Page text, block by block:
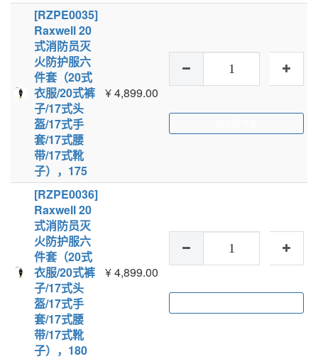
[RZPE0035]
Raxwell 20
式消防员灭
火防护服六
件套（20式
衣服/20式裤
子/17式头
盔/17式手
套/17式腰
带/17式靴
子），175
¥4,899.00
[RZPE0036]
Raxwell 20
式消防员灭
火防护服六
件套（20式
衣服/20式裤
子/17式头
盔/17式手
套/17式腰
带/17式靴
子），180
¥4,899.00